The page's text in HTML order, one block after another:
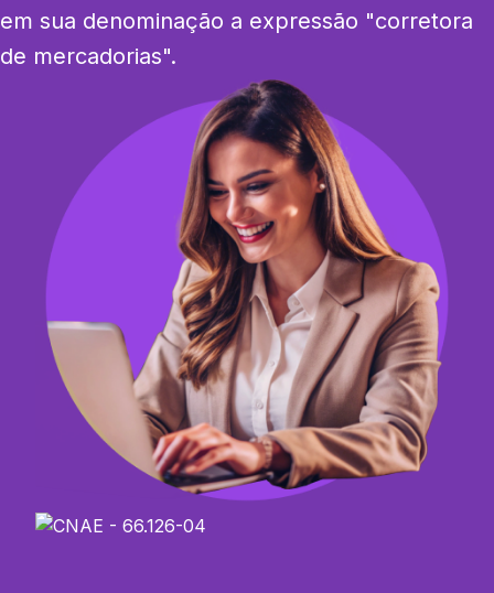
em sua denominação a expressão "corretora
de mercadorias".